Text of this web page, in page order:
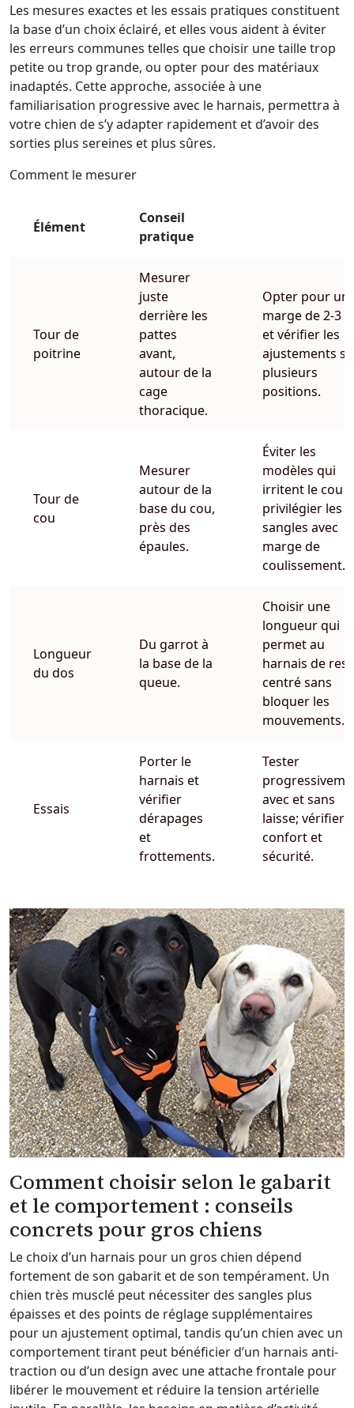
Les mesures exactes et les essais pratiques constituent
la base d’un choix éclairé, et elles vous aident à éviter
les erreurs communes telles que choisir une taille trop
petite ou trop grande, ou opter pour des matériaux
inadaptés. Cette approche, associée à une
familiarisation progressive avec le harnais, permettra à
votre chien de s’y adapter rapidement et d’avoir des
sorties plus sereines et plus sûres.
Comment le mesurer
Élément
Conseil
pratique
Tour de
poitrine
Mesurer
juste
derrière les
pattes
avant,
autour de la
cage
thoracique.
Opter pour
marge de 2-3
et vérifier les
ajustements
plusieurs
positions.
Tour de
cou
Mesurer
autour de la
base du cou,
près des
épaules.
Éviter les
modèles qui
irritent le cou
privilégier les
sangles avec
marge de
coulissement.
Longueur
du dos
Du garrot à
la base de la
queue.
Choisir une
longueur qui
permet au
harnais de
centré sans
bloquer les
mouvements.
Essais
Porter le
harnais et
vérifier
dérapages
et
frottements.
Tester
avec et sans
laisse; vérifier
confort et
sécurité.
Comment choisir selon le gabarit
et le comportement : conseils
concrets pour gros chiens
Le choix d’un harnais pour un gros chien dépend
fortement de son gabarit et de son tempérament. Un
chien très musclé peut nécessiter des sangles plus
épaisses et des points de réglage supplémentaires
pour un ajustement optimal, tandis qu’un chien avec un
comportement tirant peut bénéficier d’un harnais anti-
traction ou d’un design avec une attache frontale pour
libérer le mouvement et réduire la tension artérielle